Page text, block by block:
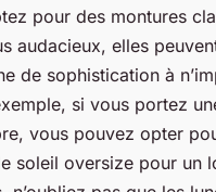
pour des montures
audacieux, elles
de sophistication à
si vous portez
vous pouvez opter
soleil oversize pour un